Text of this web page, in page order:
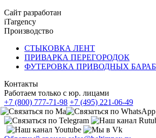
Сайт разработан
iTargency
Производство
СТЫКОВКА ЛЕНТ
ПРИВАРКА ПЕРЕГОРОДОК
ФУТЕРОВКА ПРИВОДНЫХ
Контакты
Работаем только с юр. лицами
+7 (800) 777-71-98 +7 (495) 221-06-49